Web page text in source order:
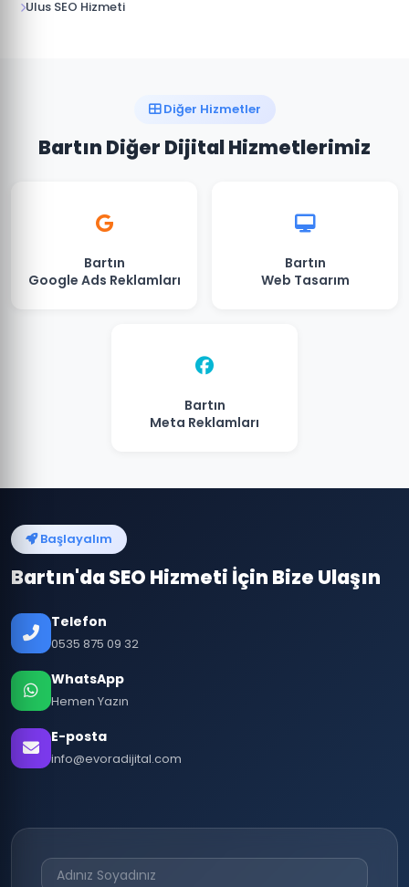
Ulus SEO Hizmeti
Diğer Hizmetler
Bartın Diğer Dijital Hizmetlerimiz
Bartın
Google Ads Reklamları
Bartın
Web Tasarım
Bartın
Meta Reklamları
Başlayalım
Bartın'da SEO Hizmeti İçin Bize Ulaşın
Telefon
0535 875 09 32
WhatsApp
Hemen Yazın
E-posta
info@evoradijital.com